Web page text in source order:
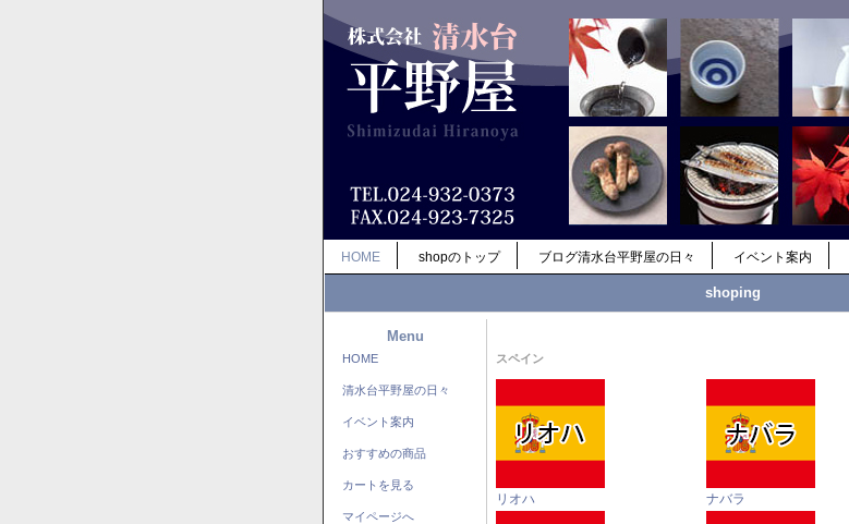
HOME shopのトップ ブログ清水台平野屋の日々 イベント案内
shoping
Menu
HOME
清水台平野屋の日々
イベント案内
おすすめの商品
カートを見る
マイページへ
スペイン
リオハ ナバラ